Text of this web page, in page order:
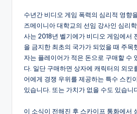
수년간 비디오 게임 폭력의 심리적 영향
즈메이니아 대학교의 선임 강사인 심리
사는 2018년 벨기에가 비디오 게임에서
을 금지한 최초의 국가가 되었을 때 주목
자는 플레이어가 적은 돈으로 구매할 수
다. 일단 구매하면 상자에 캐릭터의 외모
어에게 경쟁 우위를 제공하는 특수 스킨
있습니다. 또는 가치가 없을 수도 있습니
이 소식이 전해진 후 스카이프 통화에서